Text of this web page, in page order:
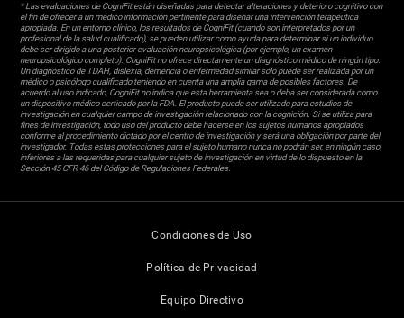
* Las evaluaciones de CogniFit están diseñadas para detectar alteraciones y deterioro cognitivo con
el fin de ofrecer a un médico información pertinente para diseñar una intervención terapéutica
apropiada. En un entorno clínico, los resultados de CogniFit (cuando son interpretados por un
profesional de la salud cualificado), se pueden utilizar como ayuda para determinar si un individuo
debe ser dirigido a una posterior evaluación neuropsicológica (por ejemplo, un examen
neuropsicológico completo). CogniFit no ofrece directamente un diagnóstico médico de ningún tipo.
Un diagnóstico de TDAH, dislexia, demencia o enfermedad similar sólo puede ser realizada por un
médico o psicólogo cualificado teniendo en cuenta una amplia gama de posibles factores. De
acuerdo al uso indicado, CogniFit no indica que esta herramienta sea o deba ser considerada como
un dispositivo médico certicado por la FDA. El producto puede ser utilizado para estudios de
investigación en cualquier campo de investigación relacionado con la cognición. Si se utiliza para
fines de investigación, todo uso del producto debe hacerse en los sujetos humanos apropiados
conforme al procedimiento dictado por el centro de investigación y será una obligación por parte del
investigador. Todas estas protecciones para el sujeto humano nunca no podrán ser, en ningún caso,
inferiores a las requeridas para cualquier sujeto de investigación en virtud de lo dispuesto en la
Sección 45 CFR 46 del Código de Regulaciones Federales.
Condiciones de Uso
Política de Privacidad
Equipo Directivo